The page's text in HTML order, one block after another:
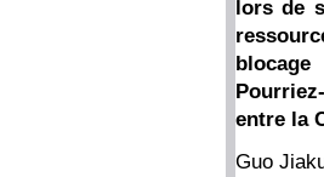
lors de
entre la
Guo